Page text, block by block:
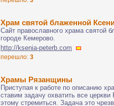
Храм святой блаженной
Сайт православного храма святой
городе Кемерово.
http://ksenia-peterb.com
перешло: 3
Храмы Рязанщины
Приступая к работе по описанию
ставим задачу охватить все
этому стремиться. Задача это